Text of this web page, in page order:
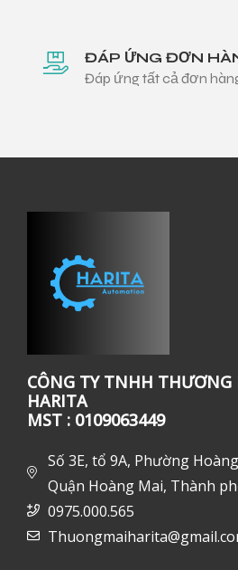
ĐÁP ỨNG ĐƠN
Đáp ứng tất cả đơn
CÔNG TY TNHH
HARITA
MST : 0109063449
Số 3E, tổ 9A, Phường
Quận Hoàng Mai, Thành
0975.000.565